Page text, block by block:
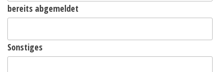
bereits abgemeldet
Sonstiges